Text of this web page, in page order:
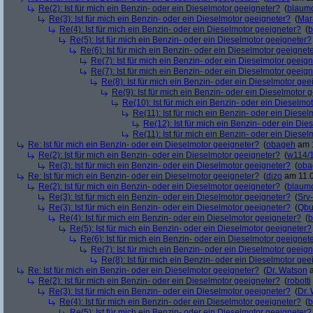
Re(2): Ist für mich ein Benzin- oder ein Dieselmotor geeigneter? (
Re(3): Ist für mich ein Benzin- oder ein Dieselmotor geeigneter? (
Re(4): Ist für mich ein Benzin- oder ein Dieselmotor geeigneter? (
Re(5): Ist für mich ein Benzin- oder ein Dieselmotor geeigneter?
Re(6): Ist für mich ein Benzin- oder ein Dieselmotor
Re(7): Ist für mich ein Benzin- oder ein Dieselmotor
Re(7): Ist für mich ein Benzin- oder ein Dieselmotor
Re(8): Ist für mich ein Benzin- oder ein Dieselmotor
Re(9): Ist für mich ein Benzin- oder ein Dieselmotor
Re(10): Ist für mich ein Benzin- oder ein
Re(11): Ist für mich ein Benzin- oder ein
Re(12): Ist für mich ein Benzin- oder ein
Re(11): Ist für mich ein Benzin- oder ein
Re: Ist für mich ein Benzin- oder ein Dieselmotor geeigneter? (obageh am
Re(2): Ist für mich ein Benzin- oder ein Dieselmotor geeigneter? (w114/
Re(3): Ist für mich ein Benzin- oder ein Dieselmotor geeigneter? (
Re: Ist für mich ein Benzin- oder ein Dieselmotor geeigneter? (dizo am
Re(2): Ist für mich ein Benzin- oder ein Dieselmotor geeigneter? (
Re(3): Ist für mich ein Benzin- oder ein Dieselmotor geeigneter? (
Re(3): Ist für mich ein Benzin- oder ein Dieselmotor geeigneter? (
Re(4): Ist für mich ein Benzin- oder ein Dieselmotor geeigneter? (
Re(5): Ist für mich ein Benzin- oder ein Dieselmotor geeigneter?
Re(6): Ist für mich ein Benzin- oder ein Dieselmotor
Re(7): Ist für mich ein Benzin- oder ein Dieselmotor
Re(8): Ist für mich ein Benzin- oder ein Dieselmotor
Re: Ist für mich ein Benzin- oder ein Dieselmotor geeigneter? (Dr. Watson
Re(2): Ist für mich ein Benzin- oder ein Dieselmotor geeigneter? (robotti
Re(3): Ist für mich ein Benzin- oder ein Dieselmotor geeigneter? (Dr.
Re(4): Ist für mich ein Benzin- oder ein Dieselmotor geeigneter? (